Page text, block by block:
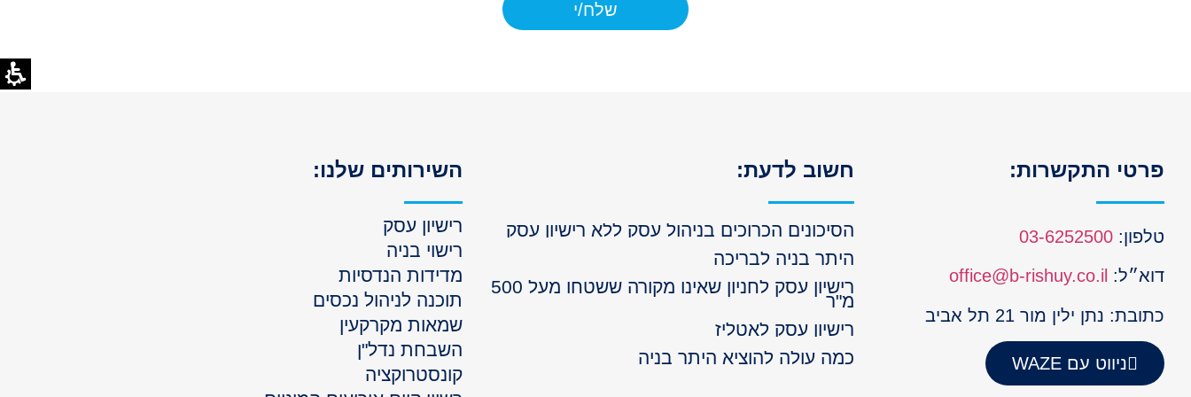
שלח/י
פרטי התקשרות:
טלפון: 03-6252500
דוא״ל: office@b-rishuy.co.il
כתובת: נתן ילין מור 21 תל אביב
ניווט עם WAZE
חשוב לדעת:
הסיכונים הכרוכים בניהול עסק ללא רישיון עסק
היתר בניה לבריכה
רישיון עסק לחניון שאינו מקורה ששטחו מעל 500
מ"ר
רישיון עסק לאטליז
כמה עולה להוציא היתר בניה
השירותים שלנו:
רישיון עסק
רישוי בניה
מדידות הנדסיות
תוכנה לניהול נכסים
שמאות מקרקעין
השבחת נדל"ן
קונסטרוקציה